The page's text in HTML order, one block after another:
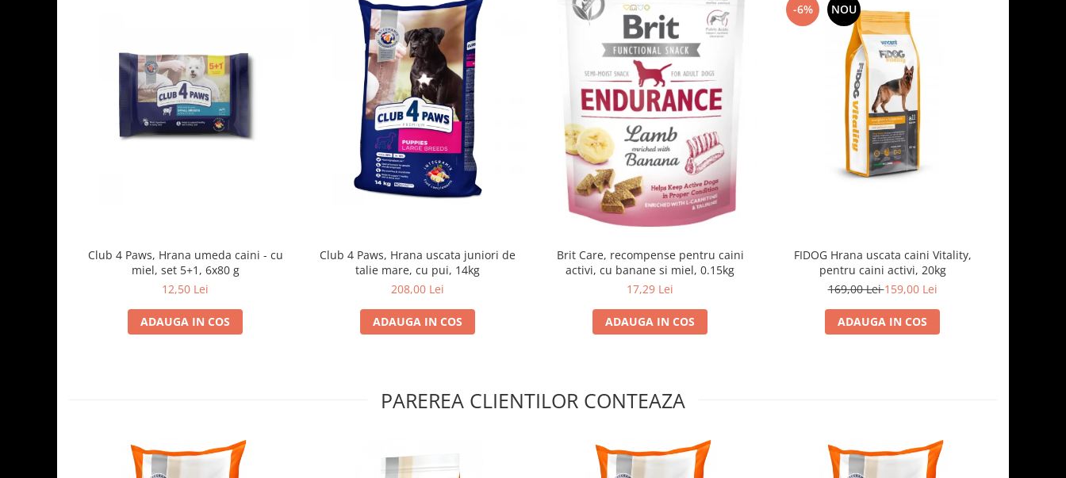
Club 4 Paws, Hrana umeda caini - cu
miel, set 5+1, 6x80 g
12,50 Lei
ADAUGA IN COS
Club 4 Paws, Hrana uscata juniori de
talie mare, cu pui, 14kg
208,00 Lei
ADAUGA IN COS
Brit Care, recompense pentru caini
activi, cu banane si miel, 0.15kg
17,29 Lei
ADAUGA IN COS
-6% NOU
FIDOG Hrana uscata caini Vitality,
pentru caini activi, 20kg
169,00 Lei159,00 Lei
ADAUGA IN COS
PAREREA CLIENTILOR CONTEAZA